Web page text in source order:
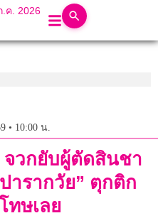
.ค. 2026
• 10:00 น.
วกยับผู้ตัดสินชา
ารากวัย” ตุกติก
ทษเลย